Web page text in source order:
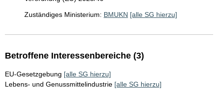
Zuständiges Ministerium: BMUKN [alle SG hierzu]
Betroffene Interessenbereiche (3)
EU-Gesetzgebung [alle SG hierzu]
Lebens- und Genussmittelindustrie [alle SG hierzu]